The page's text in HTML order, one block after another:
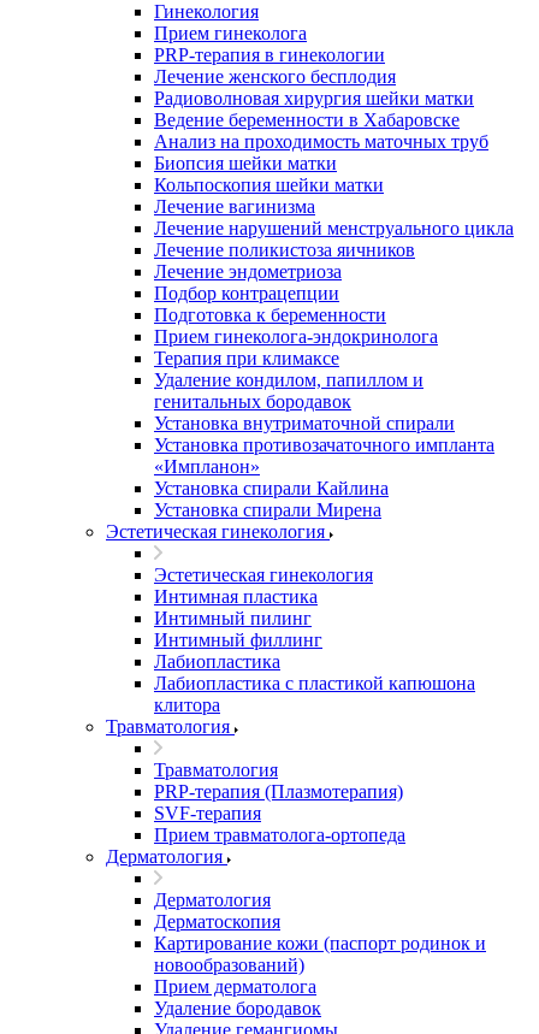
Гинекология
Прием гинеколога
PRP-терапия в гинекологии
Лечение женского бесплодия
Радиоволновая хирургия шейки матки
Ведение беременности в Хабаровске
Анализ на проходимость маточных труб
Биопсия шейки матки
Кольпоскопия шейки матки
Лечение вагинизма
Лечение нарушений менструального цикла
Лечение поликистоза яичников
Лечение эндометриоза
Подбор контрацепции
Подготовка к беременности
Прием гинеколога-эндокринолога
Терапия при климаксе
Удаление кондилом, папиллом и
генитальных бородавок
Установка внутриматочной спирали
Установка противозачаточного импланта
«Импланон»
Установка спирали Кайлина
Установка спирали Мирена
Эстетическая гинекология
Эстетическая гинекология
Интимная пластика
Интимный пилинг
Интимный филлинг
Лабиопластика
Лабиопластика с пластикой капюшона
клитора
Травматология
Травматология
PRP-терапия (Плазмотерапия)
SVF-терапия
Прием травматолога-ортопеда
Дерматология
Дерматология
Дерматоскопия
Картирование кожи (паспорт родинок и
новообразований)
Прием дерматолога
Удаление бородавок
Удаление гемангиомы